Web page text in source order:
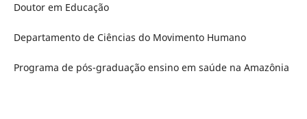
Doutor em Educação
Departamento de Ciências do Movimento Humano
Programa de pós-graduação ensino em saúde na Amazônia